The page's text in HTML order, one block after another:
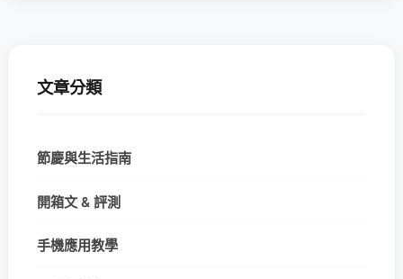
文章分類
節慶與生活指南
開箱文 & 評測
手機應用教學